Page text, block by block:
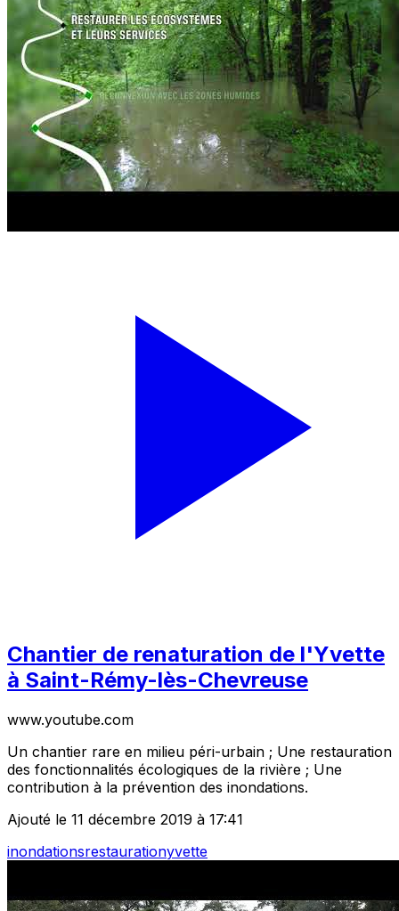
Chantier de renaturation de l'Yvette
à Saint-Rémy-lès-Chevreuse
www.youtube.com
Un chantier rare en milieu péri-urbain ; Une restauration
des fonctionnalités écologiques de la rivière ; Une
contribution à la prévention des inondations.
Ajouté le 11 décembre 2019 à 17:41
inondationsrestaurationyvette